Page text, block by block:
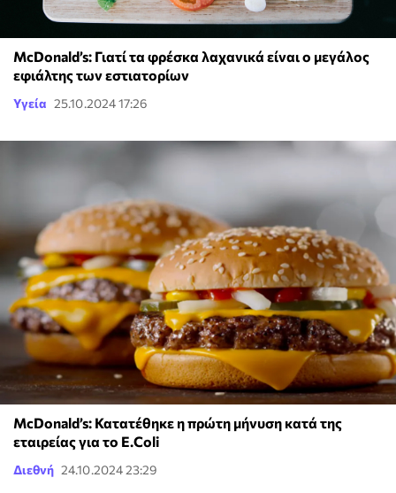
McDonald’s: Γιατί τα φρέσκα λαχανικά είναι ο μεγάλος
εφιάλτης των εστιατορίων
Υγεία 25.10.2024 17:26
McDonald’s: Κατατέθηκε η πρώτη μήνυση κατά της
εταιρείας για το E.Coli
Διεθνή 24.10.2024 23:29